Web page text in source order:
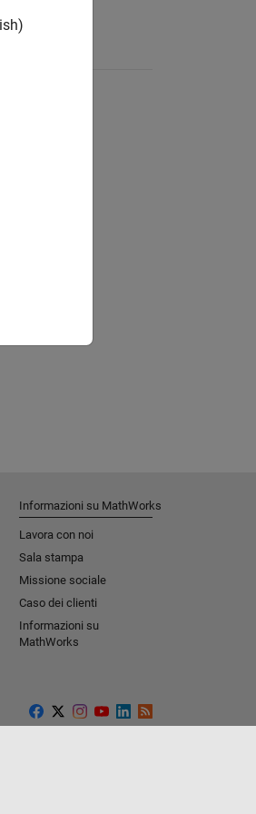
Informazioni su MathWorks
Lavora con noi
Sala stampa
Missione sociale​
Caso dei clienti
Informazioni su
MathWorks